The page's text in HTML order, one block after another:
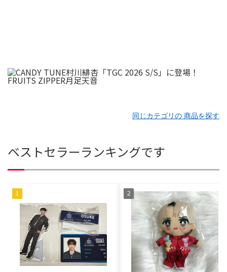
同じカテゴリの 商品を探す
ベストセラーランキングです